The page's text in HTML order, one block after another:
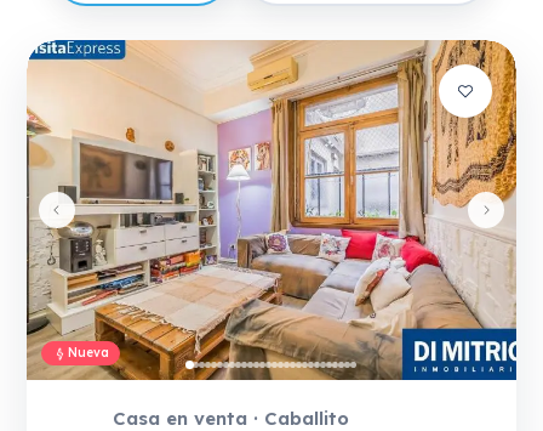
Nueva
Casa en venta · Caballito